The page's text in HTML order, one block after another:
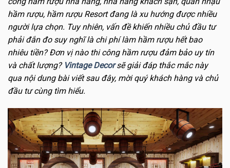
hầm rượu, hầm rượu Resort đang là xu hướng được nhiều
người lựa chọn. Tuy nhiên, vấn đề khiến nhiều chủ đầu tư
phải đắn đo suy nghĩ là chi phí làm hầm rượu hết bao
nhiêu tiền? Đơn vị nào thi công hầm rượu đảm bảo uy tín
và chất lượng? Vintage Decor sẽ giải đáp thắc mắc này
qua nội dung bài viết sau đây, mời quý khách hàng và chủ
đầu tư cùng tìm hiểu.